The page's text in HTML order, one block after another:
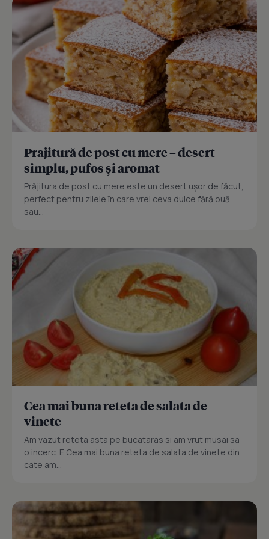
Prajitură de post cu mere – desert
simplu, pufos și aromat
Prăjitura de post cu mere este un desert ușor de făcut,
perfect pentru zilele în care vrei ceva dulce fără ouă
sau...
Cea mai buna reteta de salata de
vinete
Am vazut reteta asta pe bucataras si am vrut musai sa
o incerc. E Cea mai buna reteta de salata de vinete din
cate am...